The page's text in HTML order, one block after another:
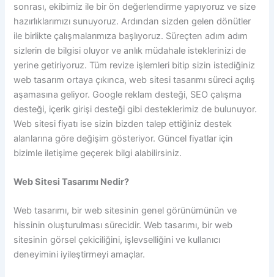
sonrası, ekibimiz ile bir ön değerlendirme yapıyoruz ve size
hazırlıklarımızı sunuyoruz. Ardından sizden gelen dönütler
ile birlikte çalışmalarımıza başlıyoruz. Süreçten adım adım
sizlerin de bilgisi oluyor ve anlık müdahale isteklerinizi de
yerine getiriyoruz. Tüm revize işlemleri bitip sizin istediğiniz
web tasarım ortaya çıkınca, web sitesi tasarımı süreci açılış
aşamasına geliyor. Google reklam desteği, SEO çalışma
desteği, içerik girişi desteği gibi desteklerimiz de bulunuyor.
Web sitesi fiyatı ise sizin bizden talep ettiğiniz destek
alanlarına göre değişim gösteriyor. Güncel fiyatlar için
bizimle iletişime geçerek bilgi alabilirsiniz.
Web Sitesi Tasarımı Nedir?
Web tasarımı, bir web sitesinin genel görünümünün ve
hissinin oluşturulması sürecidir. Web tasarımı, bir web
sitesinin görsel çekiciliğini, işlevselliğini ve kullanıcı
deneyimini iyileştirmeyi amaçlar.